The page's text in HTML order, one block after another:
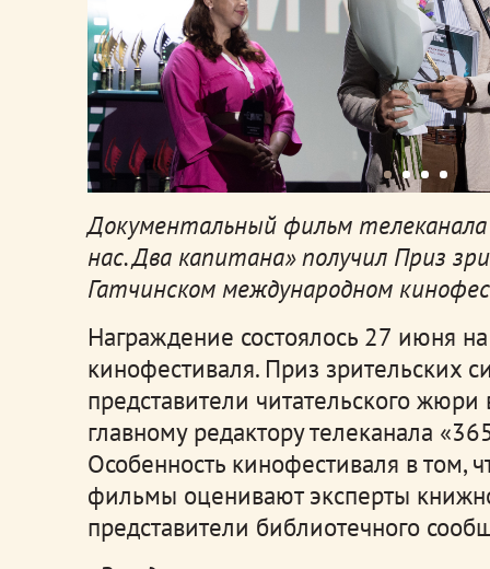
Документальный фильм телеканала
нас. Два капитана» получил Приз
Гатчинском международном
Награждение состоялось 27 июня
кинофестиваля. Приз зрительских
представители читательского
главному редактору телеканала
Особенность кинофестиваля в том,
фильмы оценивают эксперты
представители библиотечного